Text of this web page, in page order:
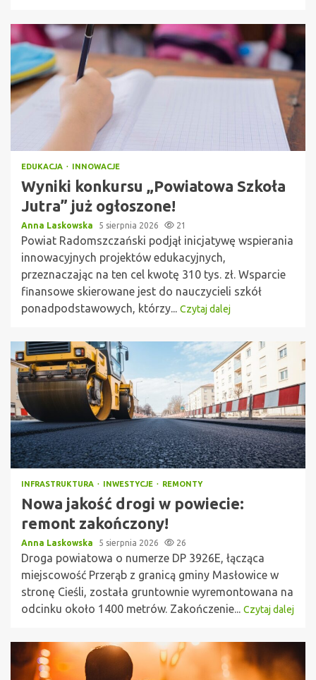
EDUKACJA INNOWACJE
Wyniki konkursu „Powiatowa Szkoła
Jutra” już ogłoszone!
Anna Laskowska 5 sierpnia 2026 21
Powiat Radomszczański podjął inicjatywę wspierania
innowacyjnych projektów edukacyjnych,
przeznaczając na ten cel kwotę 310 tys. zł. Wsparcie
finansowe skierowane jest do nauczycieli szkół
ponadpodstawowych, którzy... Czytaj dalej
INFRASTRUKTURA INWESTYCJE REMONTY
Nowa jakość drogi w powiecie:
remont zakończony!
Anna Laskowska 5 sierpnia 2026 26
Droga powiatowa o numerze DP 3926E, łącząca
miejscowość Przerąb z granicą gminy Masłowice w
stronę Cieśli, została gruntownie wyremontowana na
odcinku około 1400 metrów. Zakończenie... Czytaj dalej